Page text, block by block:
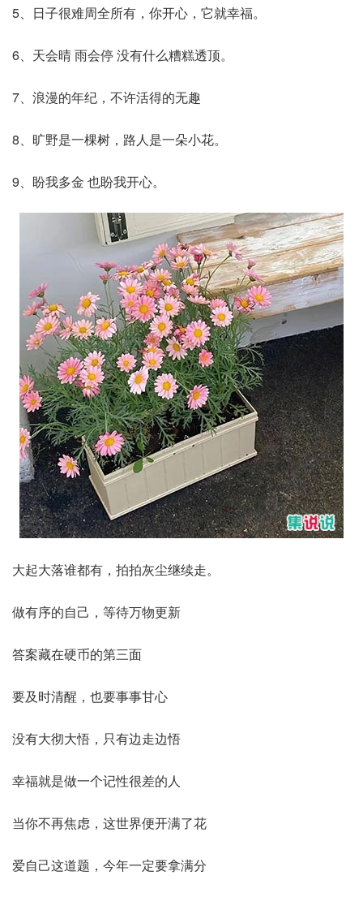
5、日子很难周全所有，你开心，它就幸福。
6、天会晴 雨会停 没有什么糟糕透顶。
7、浪漫的年纪，不许活得的无趣
8、旷野是一棵树，路人是一朵小花。
9、盼我多金 也盼我开心。
大起大落谁都有，拍拍灰尘继续走。
做有序的自己，等待万物更新
答案藏在硬币的第三面
要及时清醒，也要事事甘心
没有大彻大悟，只有边走边悟
幸福就是做一个记性很差的人
当你不再焦虑，这世界便开满了花
爱自己这道题，今年一定要拿满分